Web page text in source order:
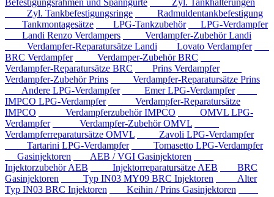
Befestigungsrahmen und Spanngurte
Zyl. Tankhalterungen
Zyl. Tankbefestigungsringe
Radmuldentankbefestigung
Tankmontagesätze
LPG-Tankzubehör
LPG-Verdampfer
Landi Renzo Verdampers
Verdampfer-Zubehör Landi
Verdampfer-Reparatursätze Landi
Lovato Verdampfer
BRC Verdampfer
Verdamper-Zubehör BRC
Verdampfer-Reparatursätze BRC
Prins Verdampfer
Verdampfer-Zubehör Prins
Verdampfer-Reparatursätze Prins
Andere LPG-Verdampfer
Emer LPG-Verdampfer
IMPCO LPG-Verdampfer
Verdampfer-Reparatursätze
IMPCO
Verdampferzubehör IMPCO
OMVL LPG-
Verdampfer
Verdampfer-Zubehör OMVL
Verdampferreparatursätze OMVL
Zavoli LPG-Verdampfer
Tartarini LPG-Verdampfer
Tomasetto LPG-Verdampfer
Gasinjektoren
AEB / VGI Gasinjektoren
Injektorzubehör AEB
Injektorreparatursätze AEB
BRC
Gasinjektoren
Typ IN03 MY09 BRC Injektoren
Alter
Typ IN03 BRC Injektoren
Keihin / Prins Gasinjektoren